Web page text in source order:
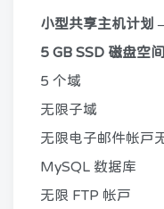
小型共享主机计划
5 GB SSD 磁盘空间
5 个域
无限子域
无限电子邮件帐户
MySQL 数据库
无限 FTP 帐户